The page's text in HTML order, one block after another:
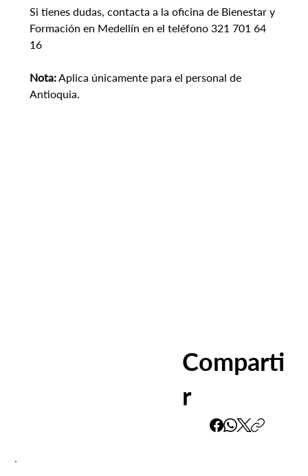
Si tienes dudas, contacta a la oficina de Bienestar y
Formación en Medellín en el teléfono 321 701 64
16
Nota: Aplica únicamente para el personal de
Antioquia.
Comparti
r